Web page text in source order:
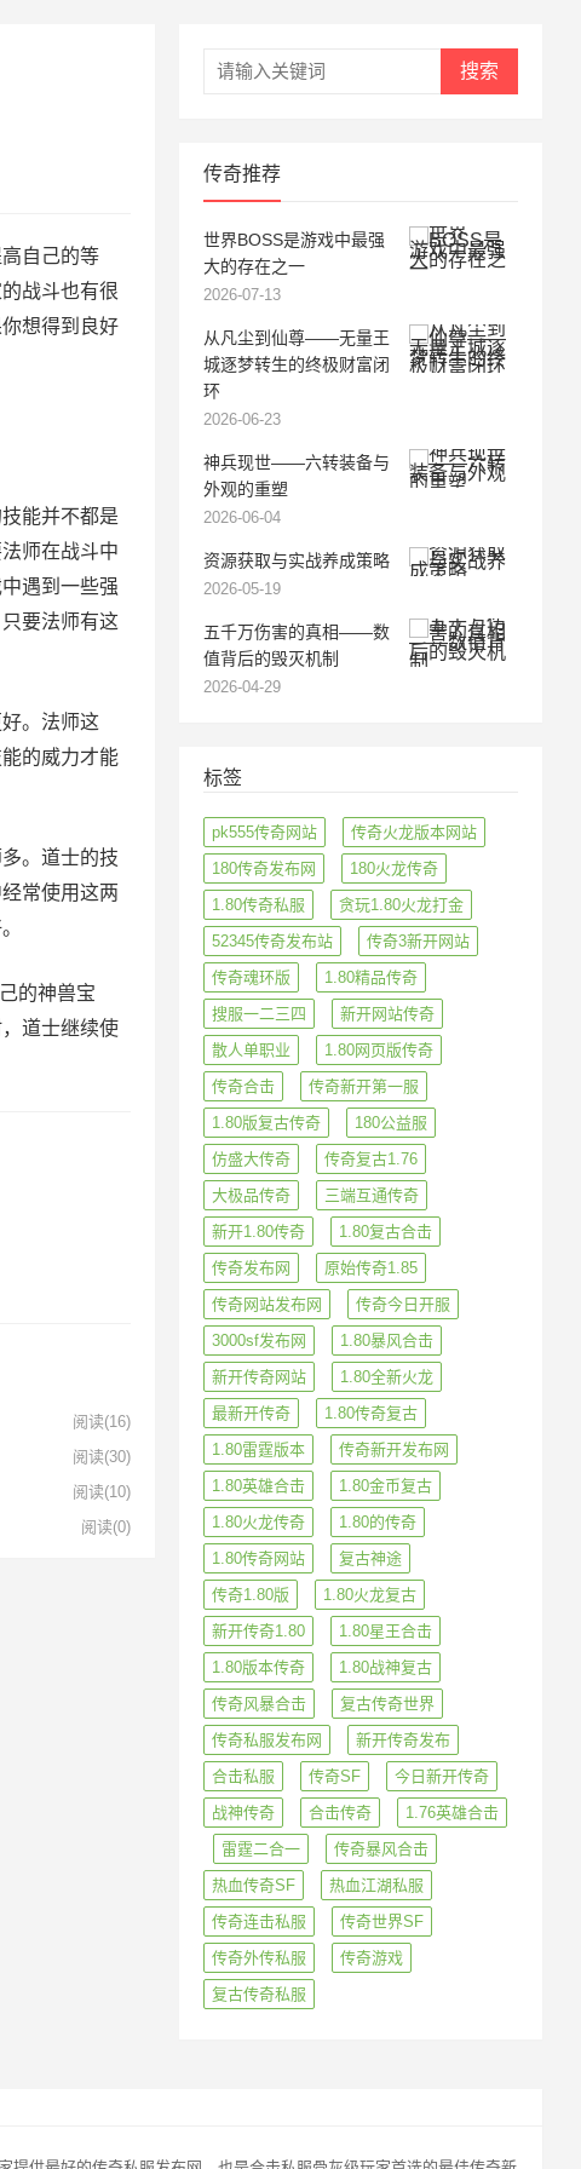
自己的等
战斗也有很
想得到良好
能并不都是
师在战斗中
遇到一些强
要法师有这
。法师这
的威力才能
。道士的技
常使用这两
的神兽宝
道士继续使
阅读(16)
阅读(30)
阅读(10)
阅读(0)
搜索
传奇推荐
世界BOSS是游戏中最强
大的存在之一
2026-07-13
从凡尘到仙尊——无量王
城逐梦转生的终极财富闭
环
2026-06-23
神兵现世——六转装备与
外观的重塑
2026-06-04
资源获取与实战养成策略
2026-05-19
五千万伤害的真相——数
值背后的毁灭机制
2026-04-29
标签
pk555传奇网站
传奇火龙版本网站
180传奇发布网
180火龙传奇
1.80传奇私服
贪玩1.80火龙打金
52345传奇发布站
传奇3新开网站
传奇魂环版
1.80精品传奇
搜服一二三四
新开网站传奇
散人单职业
1.80网页版传奇
传奇合击
传奇新开第一服
1.80版复古传奇
180公益服
仿盛大传奇
传奇复古1.76
大极品传奇
三端互通传奇
新开1.80传奇
1.80复古合击
传奇发布网
原始传奇1.85
传奇网站发布网
传奇今日开服
3000sf发布网
1.80暴风合击
新开传奇网站
1.80全新火龙
最新开传奇
1.80传奇复古
1.80雷霆版本
传奇新开发布网
1.80英雄合击
1.80金币复古
1.80火龙传奇
1.80的传奇
1.80传奇网站
复古神途
传奇1.80版
1.80火龙复古
新开传奇1.80
1.80星王合击
1.80版本传奇
1.80战神复古
传奇风暴合击
复古传奇世界
传奇私服发布网
新开传奇发布
合击私服
传奇SF
今日新开传奇
战神传奇
合击传奇
1.76英雄合击
雷霆二合一
传奇暴风合击
热血传奇SF
热血江湖私服
传奇连击私服
传奇世界SF
传奇外传私服
传奇游戏
复古传奇私服